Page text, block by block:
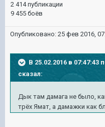
2 414 публикации
9 455 боёв
Опубликовано: 25 фев 2016,
В 25.02.2016 в 07:47:43
сказал:
Дык там дамага не было,
трёх Ямат, а дамажки как